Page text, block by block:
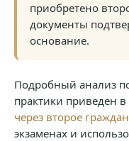
приобретено
документы
основание.
Подробный анализ
практики приведен в
через второе
экзаменах и